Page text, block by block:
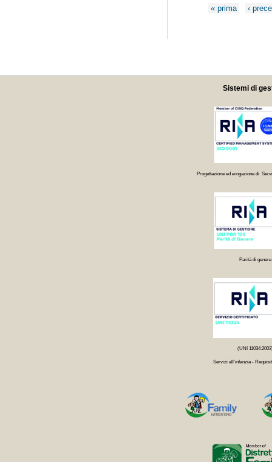
Pagine
« prima ‹
Sistemi di
Progettazione ed erogazione di
Parità di genere
(UNI
Servizi all'infanzia -